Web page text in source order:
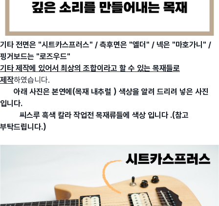
기타 전면은 "시트카스프러스" / 측후면은 "엘더" / 넥은 "마호가니" /
핑거보드는 "로즈우드"
기타 제작에 있어서 최상의 조합이라고 할 수 있는 목재들로
제작하였습니다.
아래 사진은 본연에(목재 내추럴 ) 색상을 알려 드리려 넣은 사진
입니다.
씨스루 흑색 칼라 작업전 목재류들에 색상 입니다 .(참고
부탁드립니다.)